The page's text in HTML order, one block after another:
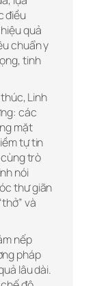
điều
quả
chuẩn y
tinh
Linh
các
mặt
tự tin
trò
nói
thư giãn
và
nếp
pháp
lâu dài.